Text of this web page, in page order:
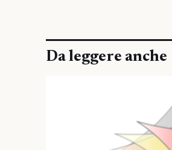
Da leggere anche